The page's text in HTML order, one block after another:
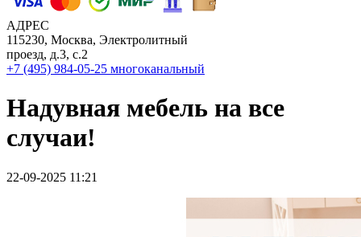
АДРЕС
115230, Москва, Электролитный
проезд, д.3, с.2
+7 (495) 984-05-25 многоканальный
Надувная мебель на все
случаи!
22-09-2025 11:21